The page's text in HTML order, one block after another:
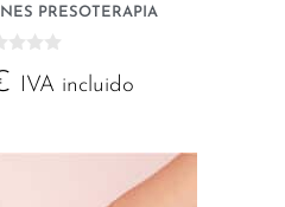
PRESOTERAPIA
IVA incluido